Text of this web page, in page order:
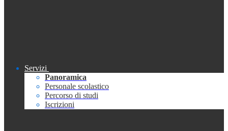
Servizi
Panoramica
Personale scolastico
Percorso di studi
Iscrizioni